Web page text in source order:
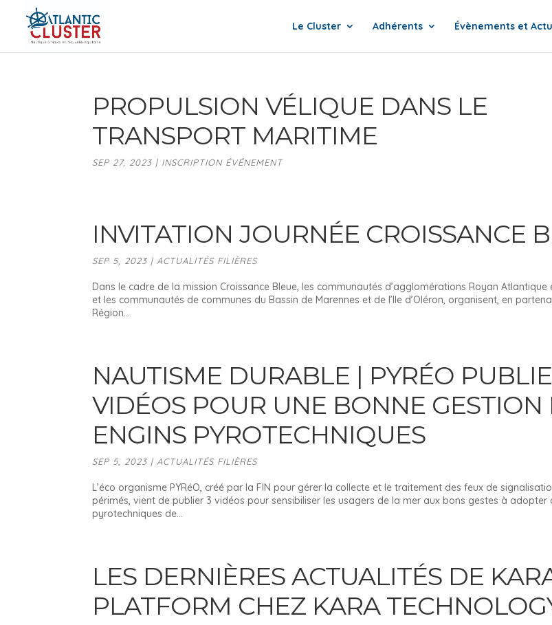
Le Cluster Adhérents Évènements et
PROPULSION VÉLIQUE DANS LE
TRANSPORT MARITIME
SEP 27, 2023 | INSCRIPTION ÉVÉNEMENT
INVITATION JOURNÉE CROISSANCE
SEP 5, 2023 | ACTUALITÉS FILIÈRES
Dans le cadre de la mission Croissance Bleue, les communautés d’agglomérations Royan Atlantique
et les communautés de communes du Bassin de Marennes et de l’Ile d’Oléron, organisent, en
Région...
NAUTISME DURABLE | PYRÉO
VIDÉOS POUR UNE BONNE GESTION
ENGINS PYROTECHNIQUES
SEP 5, 2023 | ACTUALITÉS FILIÈRES
L’éco organisme PYRéO, créé par la FIN pour gérer la collecte et le traitement des feux de
périmés, vient de publier 3 vidéos pour sensibiliser les usagers de la mer aux bons gestes à adopter
pyrotechniques de...
LES DERNIÈRES ACTUALITÉS DE
PLATFORM CHEZ KARA